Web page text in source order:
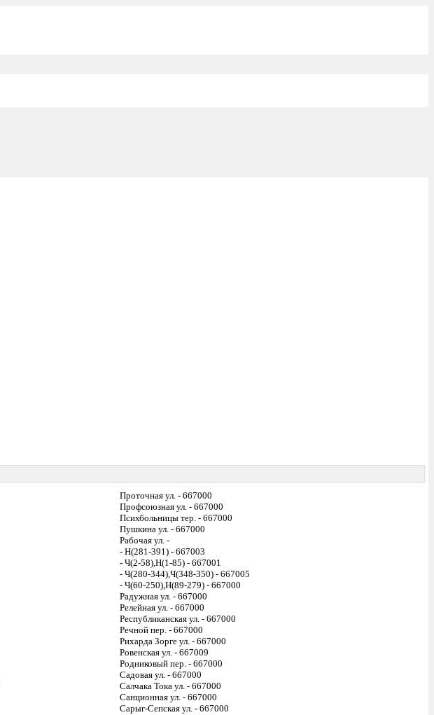
Проточная ул. - 667000
Профсоюзная ул. - 667000
Психбольницы тер. - 667000
Пушкина ул. - 667000
Рабочая ул. -
- Н(281-391) - 667003
- Ч(2-58),Н(1-85) - 667001
- Ч(280-344),Ч(348-350) - 667005
- Ч(60-250),Н(89-279) - 667000
Радужная ул. - 667000
Релейная ул. - 667000
Республиканская ул. - 667000
Речной пер. - 667000
Рихарда Зорге ул. - 667000
Ровенская ул. - 667009
Родниковый пер. - 667000
Садовая ул. - 667000
Салчака Тока ул. - 667000
Санционная ул. - 667000
Сарыг-Сепская ул. - 667000